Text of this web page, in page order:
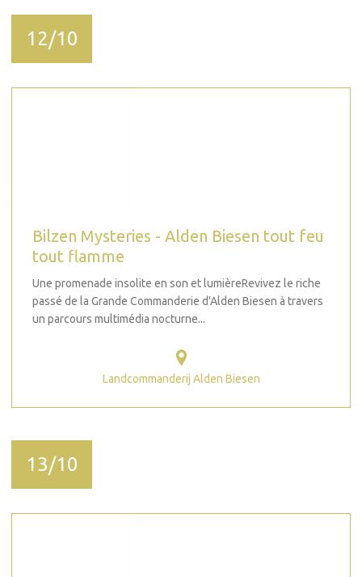
12/10
Bilzen Mysteries - Alden Biesen tout feu
tout flamme
Une promenade insolite en son et lumièreRevivez le riche
passé de la Grande Commanderie d'Alden Biesen à travers
un parcours multimédia nocturne...
Landcommanderij Alden Biesen
13/10